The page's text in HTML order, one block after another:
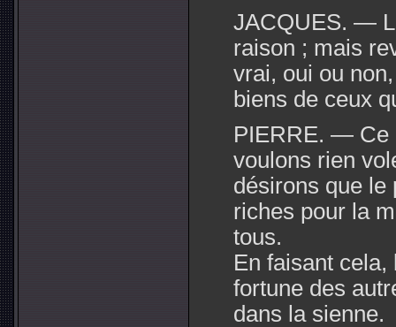
JACQUES. —
raison ; mais
vrai, oui ou
biens de ceux
PIERRE. — Ce
voulons rien
désirons que le
riches pour la
tous.
En faisant
fortune des
dans la sienne.